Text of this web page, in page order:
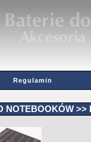
Regulamin
NOTEBOOKÓW >>